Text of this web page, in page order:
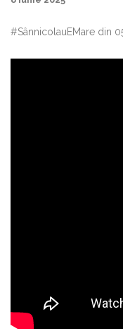
:
#SânnicolauEMare din